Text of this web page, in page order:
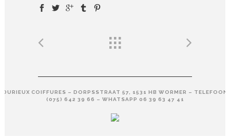
DURIEUX COIFFURES – DORPSSTRAAT 57, 1531 HB WORMER – TELEFOON
(075) 642 39 66 – WHATSAPP 06 39 63 47 41